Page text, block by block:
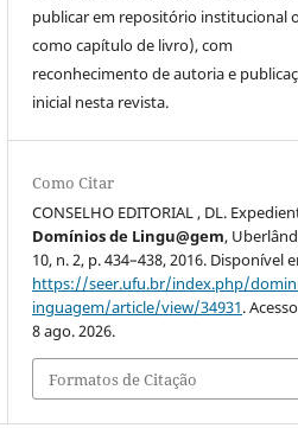
publicar em repositório institucional
como capítulo de livro), com
reconhecimento de autoria e
inicial nesta revista.
Como Citar
CONSELHO EDITORIAL , DL.
Domínios de Lingu@gem,
10, n. 2, p. 434–438, 2016. Disponível
https://seer.ufu.br/index.php/
inguagem/article/view/34931.
8 ago. 2026.
Formatos de Citação